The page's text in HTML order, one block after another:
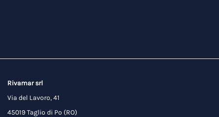
Rivamar srl
Via del Lavoro, 41
45019 Taglio di Po (RO)